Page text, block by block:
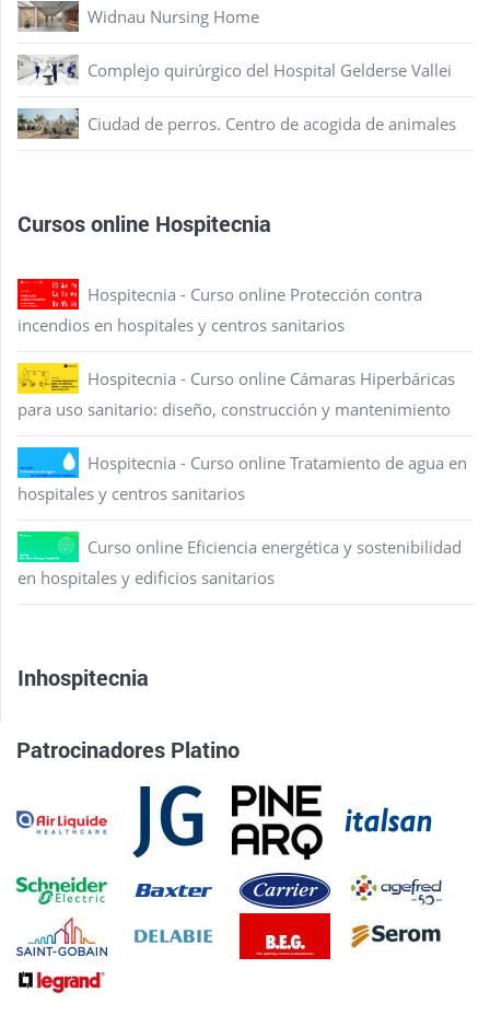
Widnau Nursing Home
Complejo quirúrgico del Hospital Gelderse Vallei
Ciudad de perros. Centro de acogida de animales
Cursos online Hospitecnia
Hospitecnia - Curso online Protección contra
incendios en hospitales y centros sanitarios
Hospitecnia - Curso online Cámaras Hiperbáricas
para uso sanitario: diseño, construcción y mantenimiento
Hospitecnia - Curso online Tratamiento de agua en
hospitales y centros sanitarios
Curso online Eficiencia energética y sostenibilidad
en hospitales y edificios sanitarios
Inhospitecnia
Patrocinadores Platino